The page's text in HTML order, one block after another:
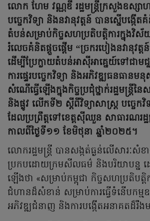
លោក ហែម វណ្ណឌី រដ្ឋមន្ត្រីក្រសួងឧស្សាហ
បច្ចេកវិទ្យា និងនវានុវត្តន៍ បានស្នើបង្កើតគំ
តំបន់សម្រាប់កិច្ចសហប្រតិបត្តិការក្នុងវិស័
រំលេចគំនិតផ្តួចផ្តើម “ច្រករបៀងនវានុវត្ត
ដើម្បីប្រែក្លាយតំបន់អាស៊ីអាគ្នេយ៍ទៅជា
ការផ្ទេរបច្ចេកវិទ្យា និងអភិវឌ្ឍធនធានមនុ
សំណើធ្វើឡើងក្នុងកិច្ចប្រជុំថ្នាក់រដ្ឋមន្ត្រីនៃ
និងផ្លូវ លើកទី២ ស្តីពីវិទ្យាសាស្ត្រ បច្ចេកវិ
ដែលប្រព្រឹត្តទៅខេត្តស៊ីឈួន សាធារណរដ្
កាលពីថ្ងៃទី១១ ខែមិថុនា ឆ្នាំ២០២៥។
លោករដ្ឋមន្រ្តី បានសង្កត់ធ្ងន់លើសារៈសំខា
ប្រកបដោយក្រមសីលធម៌ និងបរិយាបន្ន
ឡើងថា «សម្រាប់កម្ពុជា កិច្ចសហប្រតិបត្តិ
ជំហានដ៏សំខាន់ សម្រាប់ការធ្វើទំនើបកម្ម
អភិវឌ្ឍជំនាញ និងការបង្កើតអនាគតដ៏រឹ